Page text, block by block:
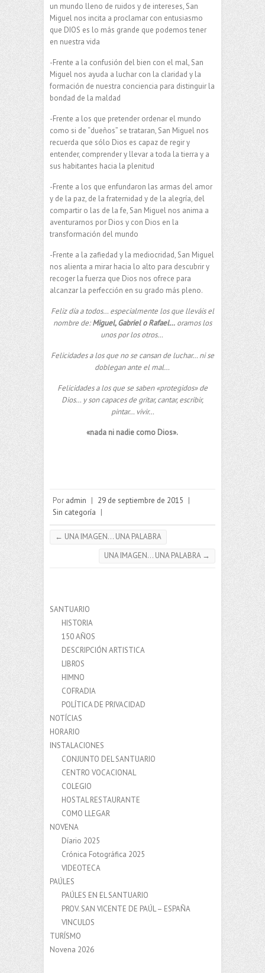
un mundo lleno de ruidos y de intereses, San
Miguel nos incita a proclamar con entusiasmo
que DIOS es lo más grande que podemos tener
en nuestra vida
-Frente a la confusión del bien con el mal, San
Miguel nos ayuda a luchar con la claridad y la
formación de nuestra conciencia para distinguir la
bondad de la maldad
-Frente a los que pretender ordenar el mundo
como si de “dueños” se trataran, San Miguel nos
recuerda que sólo Dios es capaz de regir y
entender, comprender y llevar a toda la tierra y a
sus habitantes hacia la plenitud
-Frente a los que enfundaron las armas del amor
y de la paz, de la fraternidad y de la alegría, del
compartir o las de la fe, San Miguel nos anima a
aventurarnos por Dios y con Dios en la
transformación del mundo
-Frente a la zafiedad y la mediocridad, San Miguel
nos alienta a mirar hacia lo alto para descubrir y
recoger la fuerza que Dios nos ofrece para
alcanzar la perfección en su grado más pleno.
Feliz día a todos… especialmente los que lleváis el
nombre de:Miguel, Gabriel o Rafael… oramos los
unos por los otros…
Felicidades a los que no se cansan de luchar… ni se
doblegan ante el mal…
Felicidades a los que se saben «protegidos» de
Dios… y son capaces de gritar, cantar, escribir,
pintar… vivir…
«nada ni nadie como Dios».
Por admin | 29 de septiembre de 2015 |
Sin categoría |
← UNA IMAGEN… UNA PALABRA
UNA IMAGEN… UNA PALABRA →
SANTUARIO
HISTORIA
150 AÑOS
DESCRIPCIÓN ARTISTICA
LIBROS
HIMNO
COFRADIA
POLÍTICA DE PRIVACIDAD
NOTÍCIAS
HORARIO
INSTALACIONES
CONJUNTO DEL SANTUARIO
CENTRO VOCACIONAL
COLEGIO
HOSTAL RESTAURANTE
COMO LLEGAR
NOVENA
Díario 2025
Crónica Fotográfica 2025
VIDEOTECA
PAÚLES
PAÚLES EN EL SANTUARIO
PROV. SAN VICENTE DE PAÚL – ESPAÑA
VINCULOS
TURÍSMO
Novena 2026